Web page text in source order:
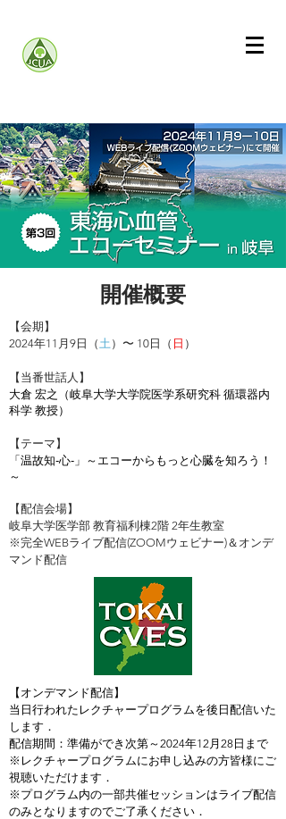
開催概要
【会期】
2024年11月9日（土 ）〜 10日（ 日 ）
【当番世話人】
大倉 宏之（岐阜大学大学院医学系研究科 循環器内
科学 教授）
【テーマ】
「温故知-心-」～エコーからもっと心臓を知ろう！
～
【配信会場】
岐阜大学医学部 教育福利棟2階 2年生教室
​※完全WEBライブ配信(ZOOMウェビナー)＆オンデ
マンド配信
【オンデマンド配信】
当日行われたレクチャープログラムを後日配信いた
します．
配信期間：準備ができ次第～2024年12月28日まで
※レクチャープログラムにお申し込みの方皆様にご
視聴いただけます．
※プログラム内の一部共催セッションはライブ配信
のみとなりますのでご了承ください．